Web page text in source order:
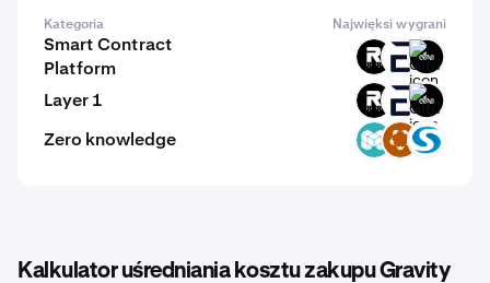
Kategoria Najwięksi wygrani
Smart Contract
Platform
ROOT EVR GINI
Layer 1 ROOT EVR GINI
Zero knowledge MCH SYS
Kalkulator uśredniania kosztu zakupu Gravity